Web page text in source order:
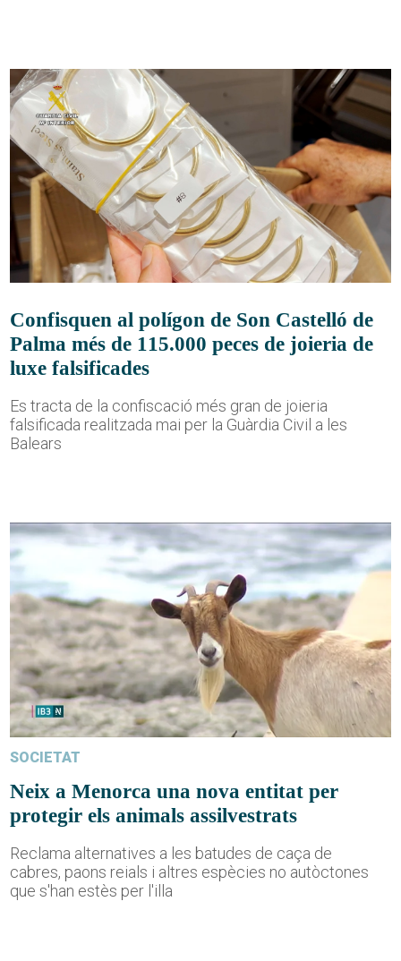
Confisquen al polígon de Son Castelló de
Palma més de 115.000 peces de joieria de
luxe falsificades
Es tracta de la confiscació més gran de joieria
falsificada realitzada mai per la Guàrdia Civil a les
Balears
SOCIETAT
Neix a Menorca una nova entitat per
protegir els animals assilvestrats
Reclama alternatives a les batudes de caça de
cabres, paons reials i altres espècies no autòctones
que s'han estès per l'illa